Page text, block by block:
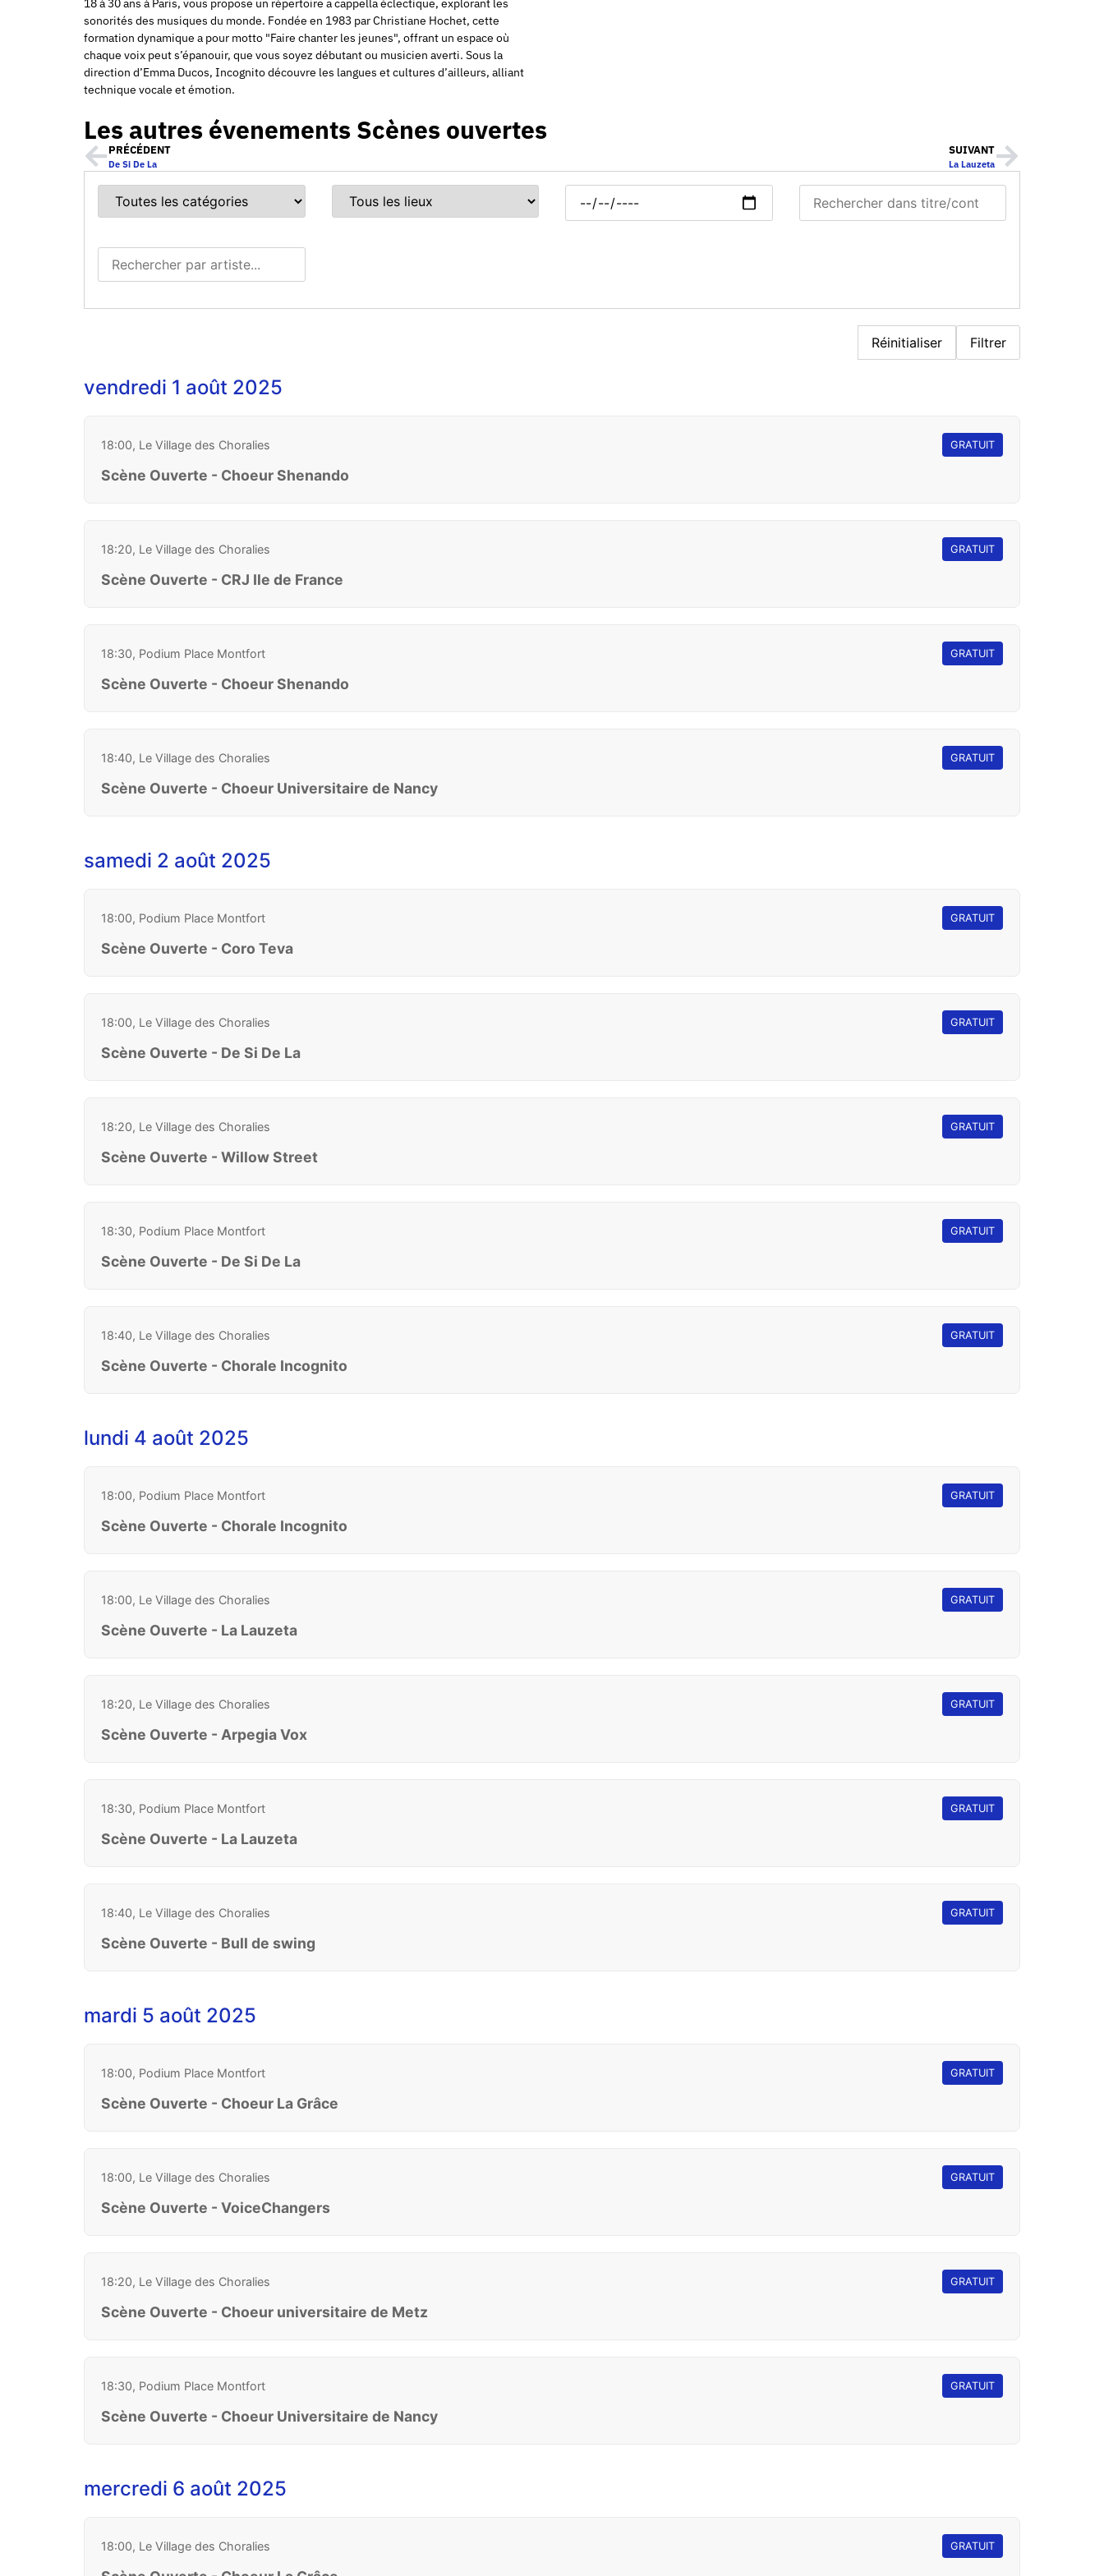
18 à 30 ans à Paris, vous propose un répertoire a cappella éclectique, explorant les
sonorités des musiques du monde. Fondée en 1983 par Christiane Hochet, cette
formation dynamique a pour motto "Faire chanter les jeunes", offrant un espace où
chaque voix peut s’épanouir, que vous soyez débutant ou musicien averti. Sous la
direction d’Emma Ducos, Incognito découvre les langues et cultures d’ailleurs, alliant
technique vocale et émotion.
Les autres évenements Scènes ouvertes
PRÉCÉDENT
De Si De La
SUIVANT
La Lauzeta
Réinitialiser Filtrer
vendredi 1 août 2025
18:00, Le Village des Choralies GRATUIT
Scène Ouverte - Choeur Shenando
18:20, Le Village des Choralies GRATUIT
Scène Ouverte - CRJ Ile de France
18:30, Podium Place Montfort GRATUIT
Scène Ouverte - Choeur Shenando
18:40, Le Village des Choralies GRATUIT
Scène Ouverte - Choeur Universitaire de Nancy
samedi 2 août 2025
18:00, Podium Place Montfort GRATUIT
Scène Ouverte - Coro Teva
18:00, Le Village des Choralies GRATUIT
Scène Ouverte - De Si De La
18:20, Le Village des Choralies GRATUIT
Scène Ouverte - Willow Street
18:30, Podium Place Montfort GRATUIT
Scène Ouverte - De Si De La
18:40, Le Village des Choralies GRATUIT
Scène Ouverte - Chorale Incognito
lundi 4 août 2025
18:00, Podium Place Montfort GRATUIT
Scène Ouverte - Chorale Incognito
18:00, Le Village des Choralies GRATUIT
Scène Ouverte - La Lauzeta
18:20, Le Village des Choralies GRATUIT
Scène Ouverte - Arpegia Vox
18:30, Podium Place Montfort GRATUIT
Scène Ouverte - La Lauzeta
18:40, Le Village des Choralies GRATUIT
Scène Ouverte - Bull de swing
mardi 5 août 2025
18:00, Podium Place Montfort GRATUIT
Scène Ouverte - Choeur La Grâce
18:00, Le Village des Choralies GRATUIT
Scène Ouverte - VoiceChangers
18:20, Le Village des Choralies GRATUIT
Scène Ouverte - Choeur universitaire de Metz
18:30, Podium Place Montfort GRATUIT
Scène Ouverte - Choeur Universitaire de Nancy
mercredi 6 août 2025
18:00, Le Village des Choralies GRATUIT